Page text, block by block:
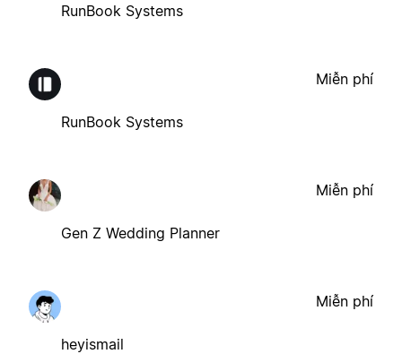
RunBook Systems
RunBook Systems
Miễn phí
Gen Z Wedding Planner
Miễn phí
heyismail
Miễn phí